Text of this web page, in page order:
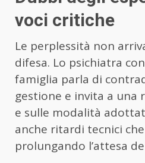
voci critiche
Le perplessità non
difesa. Lo psichiatra
famiglia parla di
gestione e invita a una
e sulle modalità
anche ritardi tecnici
prolungando l’attesa